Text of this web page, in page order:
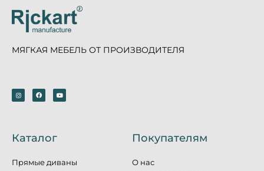
МЯГКАЯ МЕБЕЛЬ ОТ ПРОИЗВОДИТЕЛЯ
Каталог
Прямые диваны
Покупателям
О нас